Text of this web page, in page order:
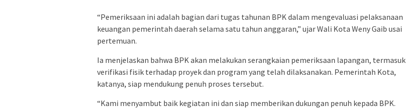
“Pemeriksaan ini adalah bagian dari tugas tahunan BPK dalam mengevaluasi pelaksanaan
keuangan pemerintah daerah selama satu tahun anggaran,” ujar Wali Kota Weny Gaib usai
pertemuan.
Ia menjelaskan bahwa BPK akan melakukan serangkaian pemeriksaan lapangan, termasuk
verifikasi fisik terhadap proyek dan program yang telah dilaksanakan. Pemerintah Kota,
katanya, siap mendukung penuh proses tersebut.
“Kami menyambut baik kegiatan ini dan siap memberikan dukungan penuh kepada BPK.